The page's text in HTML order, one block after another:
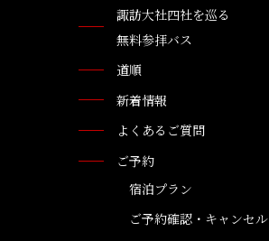
諏訪大社四社を巡る
無料参拝バス
道順
新着情報
よくあるご質問
ご予約
宿泊プラン
ご予約確認・キャンセル